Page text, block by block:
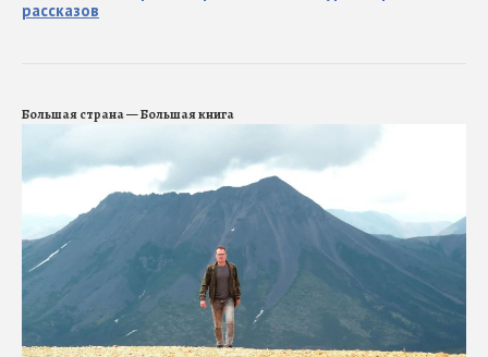
рассказов
Большая страна — Большая книга